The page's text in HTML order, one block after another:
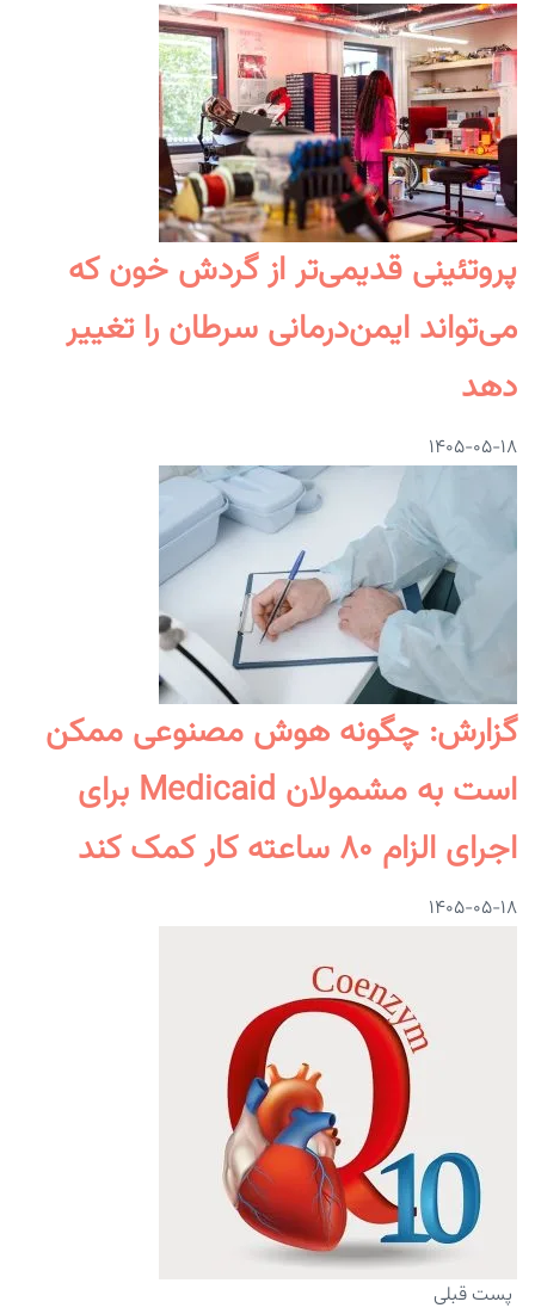
پروتئینی قدیمی‌تر از گردش خون که
می‌تواند ایمن‌درمانی سرطان را تغییر
دهد
۱۴۰۵-۰۵-۱۸
گزارش: چگونه هوش مصنوعی ممکن
است به مشمولان Medicaid برای
اجرای الزام ۸۰ ساعته کار کمک کند
۱۴۰۵-۰۵-۱۸
پست قبلی